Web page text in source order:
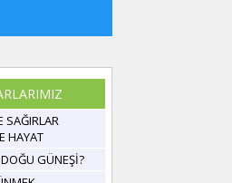
SAĞIRLAR
HAYAT
GÜNEŞİ?